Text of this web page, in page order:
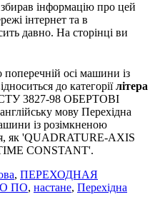
інформацію про цей
інтернет та в
давно. На сторінці ви
поперечній осі машини із
до категоріїлітера
3827-98 ОБЕРТОВІ
мову Перехідна
із розімкненою
як 'QUADRATURE-AXIS
CONSTANT'.
, ПЕРЕХОДНАЯ
ПО, настане, Перехідна